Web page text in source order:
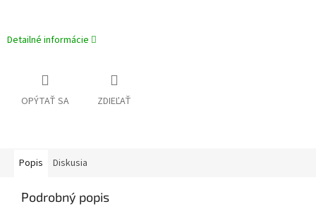
Detailné informácie
OPÝTAŤ SA ZDIEĽAŤ
Popis Diskusia
Podrobný popis